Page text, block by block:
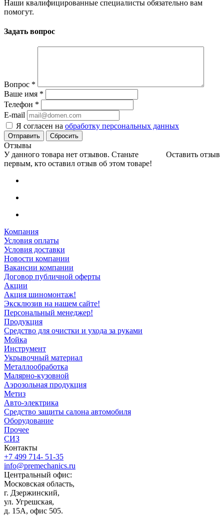
Наши квалифицированные специалисты обязательно вам
помогут.
Задать вопрос
Вопрос *
Ваше имя *
Телефон *
E-mail
Я согласен на обработку персональных данных
Сбросить
Отзывы
Оставить отзыв
У данного товара нет отзывов. Станьте
первым, кто оставил отзыв об этом товаре!
Компания
Условия оплаты
Условия доставки
Новости компании
Вакансии компании
Договор публичной оферты
Акции
Акция шиномонтаж!
Эксклюзив на нашем сайте!
Персональный менеджер!
Продукция
Средство для очистки и ухода за руками
Мойка
Инструмент
Укрывочный материал
Металлообработка
Малярно-кузовной
Аэрозольная продукция
Метиз
Авто-электрика
Средство защиты салона автомобиля
Оборудование
Прочее
СИЗ
Контакты
+7 499 714- 51-35
info@premechanics.ru
Центральный офис:
Московская область,
г. Дзержинский,
ул. Угрешская,
д. 15А, офис 505.